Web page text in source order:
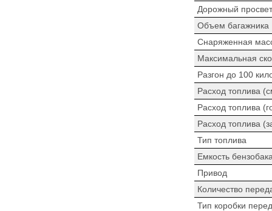
Дорожный просвет
Объем багажника
Снаряженная
Максимальная
Разгон до 100
Расход топлива
Расход топлива
Расход топлива
Тип топлива
Емкость
Привод
Количество
Тип коробки